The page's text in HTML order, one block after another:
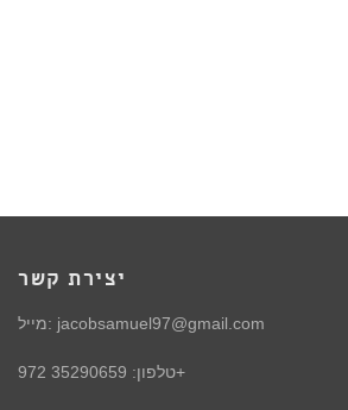
יצירת קשר
מייל: jacobsamuel97@gmail.com
טלפון: 35290659 972+